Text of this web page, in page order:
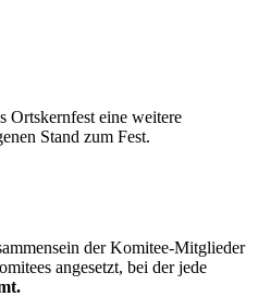
Ortskernfest eine weitere
Stand zum Fest.
der Komitee-Mitglieder
angesetzt, bei der jede